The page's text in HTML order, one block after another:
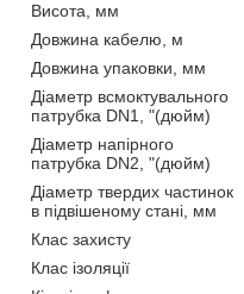
Висота, мм
Довжина кабелю, м
Довжина упаковки, мм
Діаметр всмоктувального
патрубка DN1, "(дюйм)
Діаметр напірного
патрубка DN2, "(дюйм)
Діаметр твердих частинок
в підвішеному стані, мм
Клас захисту
Клас ізоляції